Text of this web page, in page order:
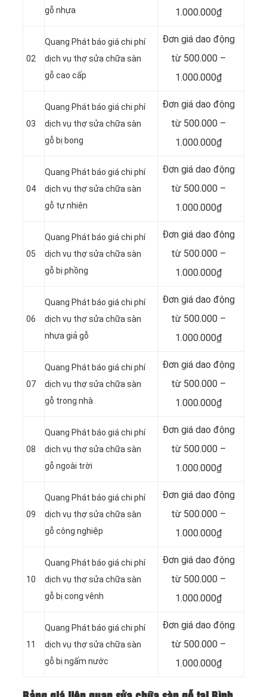
gỗ nhựa
1.000.000₫
02
Quang Phát báo giá chi phí
dịch vụ thợ sửa chữa sàn
gỗ cao cấp
Đơn giá dao động
từ 500.000 –
1.000.000₫
03
Quang Phát báo giá chi phí
dịch vụ thợ sửa chữa sàn
gỗ bị bong
Đơn giá dao động
từ 500.000 –
1.000.000₫
04
Quang Phát báo giá chi phí
dịch vụ thợ sửa chữa sàn
gỗ tự nhiên
Đơn giá dao động
từ 500.000 –
1.000.000₫
05
Quang Phát báo giá chi phí
dịch vụ thợ sửa chữa sàn
gỗ bị phồng
Đơn giá dao động
từ 500.000 –
1.000.000₫
06
Quang Phát báo giá chi phí
dịch vụ thợ sửa chữa sàn
nhựa giả gỗ
Đơn giá dao động
từ 500.000 –
1.000.000₫
07
Quang Phát báo giá chi phí
dịch vụ thợ sửa chữa sàn
gỗ trong nhà
Đơn giá dao động
từ 500.000 –
1.000.000₫
08
Quang Phát báo giá chi phí
dịch vụ thợ sửa chữa sàn
gỗ ngoài trời
Đơn giá dao động
từ 500.000 –
1.000.000₫
09
Quang Phát báo giá chi phí
dịch vụ thợ sửa chữa sàn
gỗ công nghiệp
Đơn giá dao động
từ 500.000 –
1.000.000₫
10
Quang Phát báo giá chi phí
dịch vụ thợ sửa chữa sàn
gỗ bị cong vênh
Đơn giá dao động
từ 500.000 –
1.000.000₫
11
Quang Phát báo giá chi phí
dịch vụ thợ sửa chữa sàn
gỗ bị ngấm nước
Đơn giá dao động
từ 500.000 –
1.000.000₫